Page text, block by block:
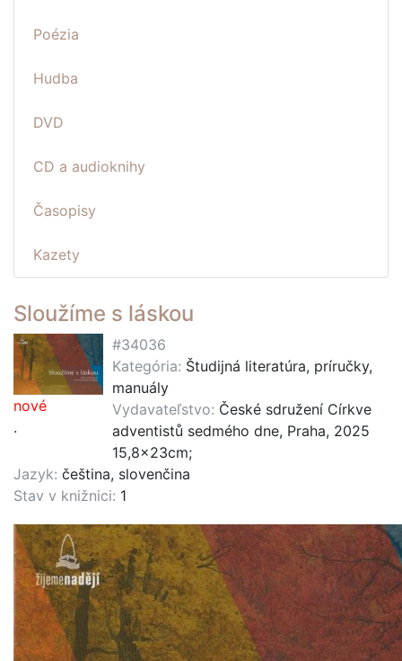
Poézia
Hudba
DVD
CD a audioknihy
Časopisy
Kazety
Sloužíme s láskou
nové
.
#34036
Kategória: Študijná literatúra, príručky,
manuály
Vydavateľstvo: České sdružení Církve
adventistů sedmého dne, Praha, 2025
15,8x23cm;
Jazyk: čeština, slovenčina
Stav v knižnici: 1